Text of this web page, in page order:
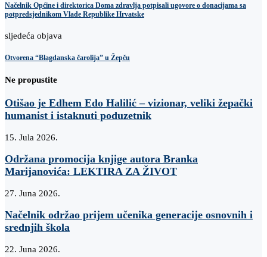
Načelnik Općine i direktorica Doma zdravlja potpisali ugovore o donacijama sa
potpredsjednikom Vlade Republike Hrvatske
sljedeća objava
Otvorena “Blagdanska čarolija” u Žepču
Ne propustite
Otišao je Edhem Edo Halilić – vizionar, veliki žepački
humanist i istaknuti poduzetnik
15. Jula 2026.
Održana promocija knjige autora Branka
Marijanovića: LEKTIRA ZA ŽIVOT
27. Juna 2026.
Načelnik održao prijem učenika generacije osnovnih i
srednjih škola
22. Juna 2026.